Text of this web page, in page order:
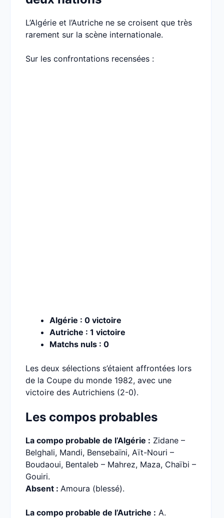
L’Algérie et l’Autriche ne se croisent que très
rarement sur la scène internationale.
Sur les confrontations recensées :
Algérie : 0 victoire
Autriche : 1 victoire
Matchs nuls : 0
Les deux sélections s’étaient affrontées lors
de la Coupe du monde 1982, avec une
victoire des Autrichiens (2-0).
Les compos probables
La compo probable de l’Algérie : Zidane –
Belghali, Mandi, Bensebaïni, Aït-Nouri –
Boudaoui, Bentaleb – Mahrez, Maza, Chaïbi –
Gouiri.
Absent : Amoura (blessé).
La compo probable de l’Autriche : A.